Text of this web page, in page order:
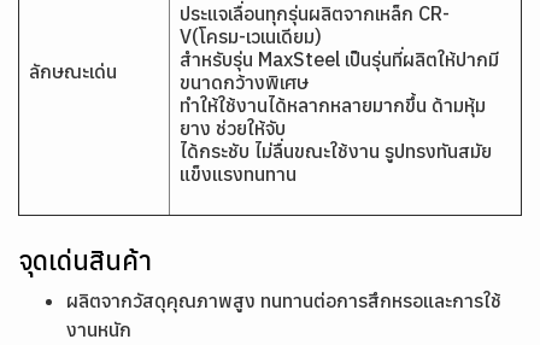
ลักษณะเด่น
ประแจเลื่อนทุกรุ่นผลิตจากเหล็ก CR-
V(โครม-เวเนเดียม)
สำหรับรุ่น MaxSteel เป็นรุ่นที่ผลิตให้ปากมี
ขนาดกว้างพิเศษ
ทำให้ใช้งานได้หลากหลายมากขึ้น ด้ามหุ้ม
ยาง ช่วยให้จับ
ได้กระชับ ไม่ลื่นขณะใช้งาน รูปทรงทันสมัย
แข็งแรงทนทาน
จุดเด่นสินค้า
ผลิตจากวัสดุคุณภาพสูง ทนทานต่อการสึกหรอและการใช้
งานหนัก